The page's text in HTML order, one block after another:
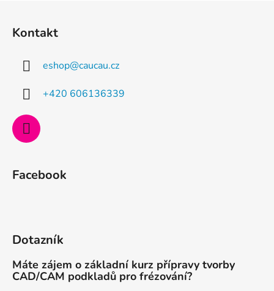
Kontakt
eshop@caucau.cz
+420 606136339
Facebook
Dotazník
Máte zájem o základní kurz přípravy tvorby
CAD/CAM podkladů pro frézování?